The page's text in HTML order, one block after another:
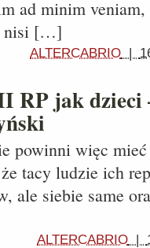
ad minim
nisi […]
ALTERCABRIO |
RP jak dzieci
powinni więc
tacy ludzie ich
ale siebie same
ALTERCABRIO |